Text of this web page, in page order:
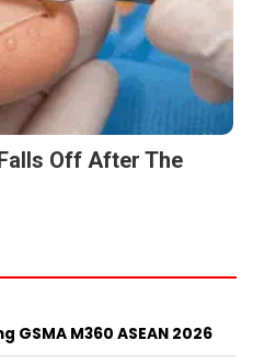
Off After The
M360 ASEAN 2026